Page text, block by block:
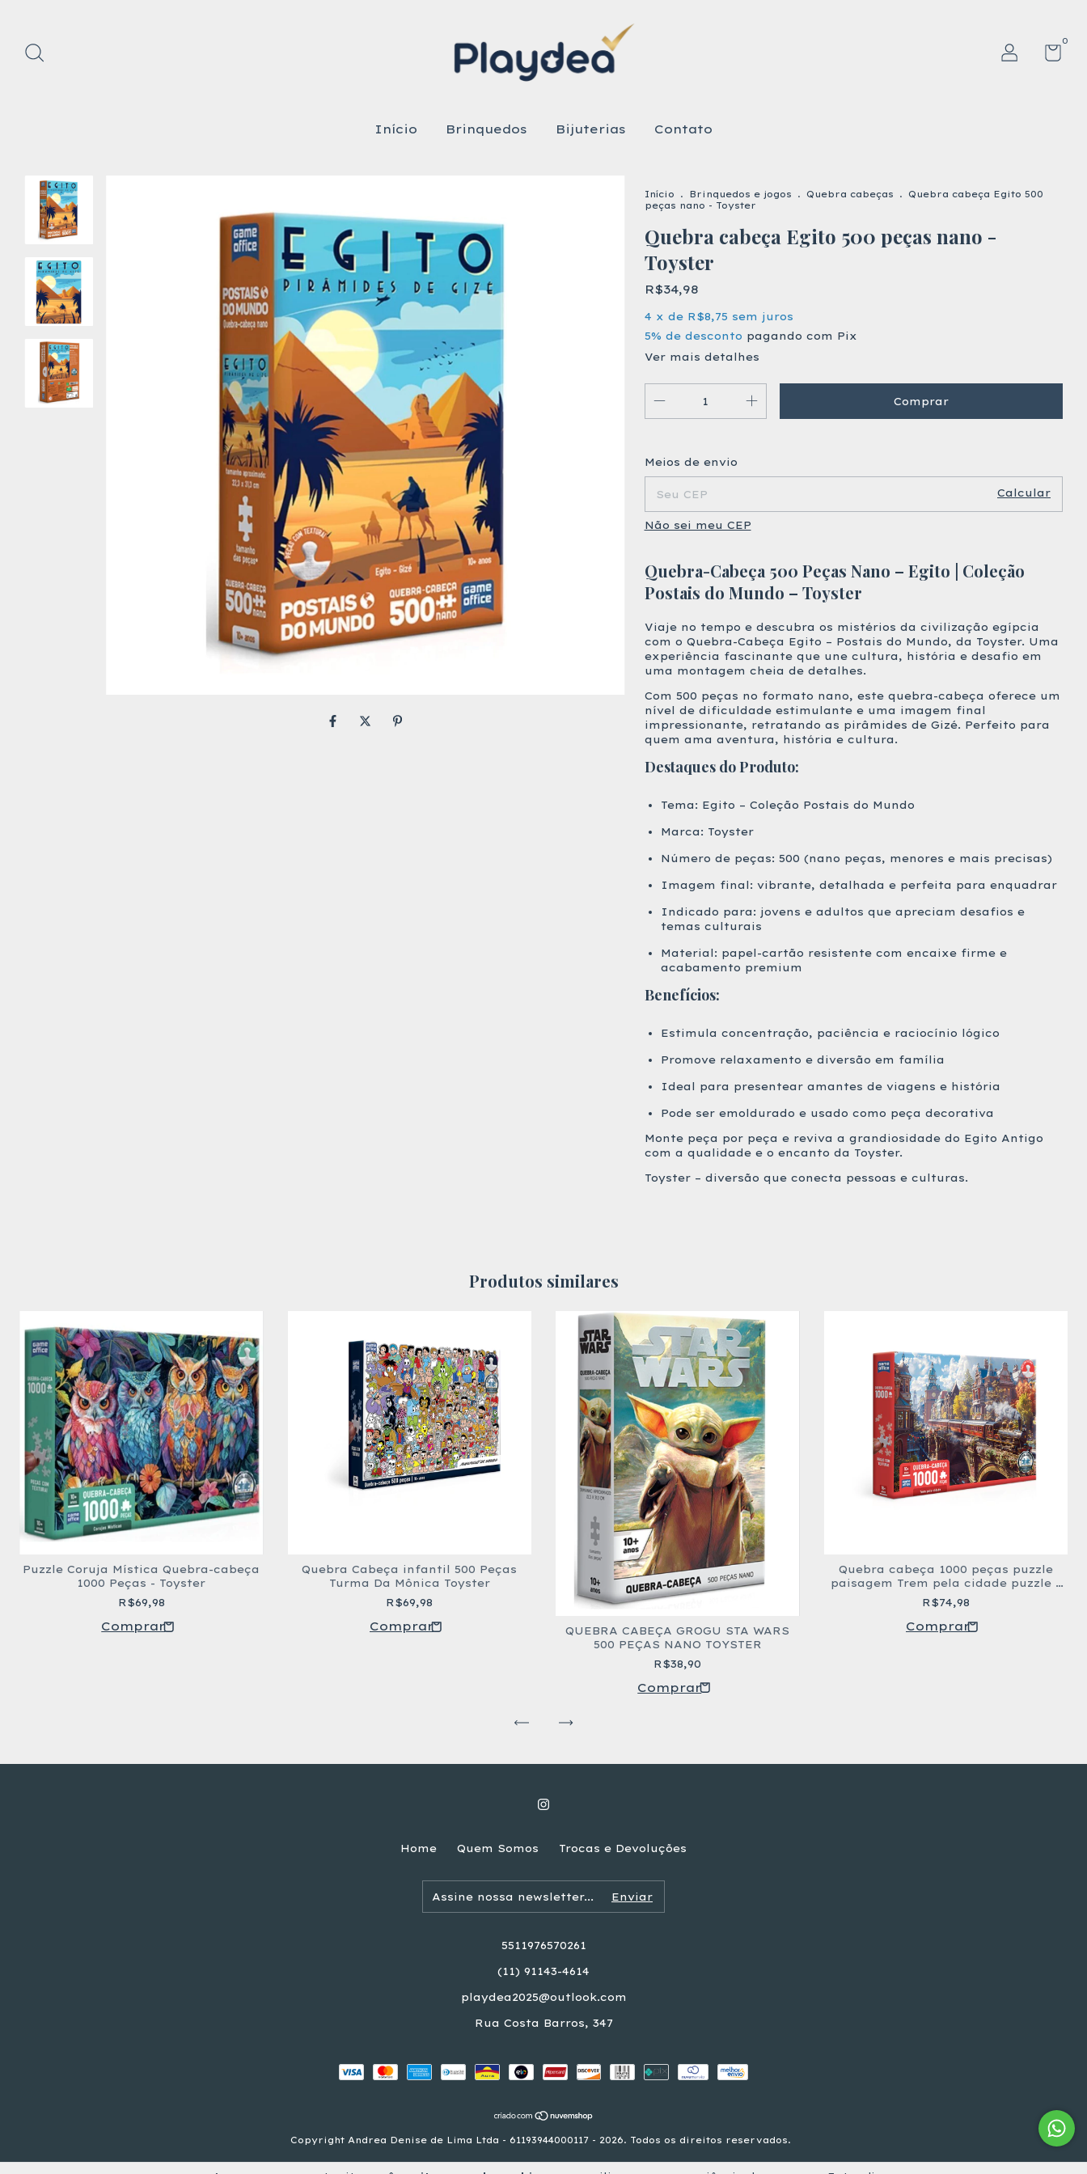
0
Início Brinquedos Bijuterias Contato
Início . Brinquedos e jogos . Quebra cabeças .
Quebra cabeça Egito 500
peças nano - Toyster
Quebra cabeça Egito 500 peças nano -
Toyster
R$34,98
4 x de R$8,75 sem juros
5% de desconto pagando com Pix
Ver mais detalhes
Entregas para o CEP:
Meios de envio
Calcular
Não sei meu CEP
Quebra-Cabeça 500 Peças Nano – Egito | Coleção
Postais do Mundo – Toyster
Viaje no tempo e descubra os mistérios da civilização egípcia
com o Quebra-Cabeça Egito – Postais do Mundo, da Toyster. Uma
experiência fascinante que une cultura, história e desafio em
uma montagem cheia de detalhes.
Com 500 peças no formato nano, este quebra-cabeça oferece um
nível de dificuldade estimulante e uma imagem final
impressionante, retratando as pirâmides de Gizé. Perfeito para
quem ama aventura, história e cultura.
Destaques do Produto:
Tema: Egito – Coleção Postais do Mundo
Marca: Toyster
Número de peças: 500 (nano peças, menores e mais precisas)
Imagem final: vibrante, detalhada e perfeita para enquadrar
Indicado para: jovens e adultos que apreciam desafios e
temas culturais
Material: papel-cartão resistente com encaixe firme e
acabamento premium
Benefícios:
Estimula concentração, paciência e raciocínio lógico
Promove relaxamento e diversão em família
Ideal para presentear amantes de viagens e história
Pode ser emoldurado e usado como peça decorativa
Monte peça por peça e reviva a grandiosidade do Egito Antigo
com a qualidade e o encanto da Toyster.
Toyster – diversão que conecta pessoas e culturas.
Produtos similares
Puzzle Coruja Mística Quebra-cabeça
1000 Peças - Toyster
R$69,98
Quebra Cabeça infantil 500 Peças
Turma Da Mônica Toyster
R$69,98
QUEBRA CABEÇA GROGU STA WARS
500 PEÇAS NANO TOYSTER
R$38,90
Quebra cabeça 1000 peças puzzle
paisagem Trem pela cidade puzzle -
Toyster
R$74,98
Home Quem Somos Trocas e Devoluções
5511976570261
(11) 91143-4614
playdea2025@outlook.com
Rua Costa Barros, 347
Copyright Andrea Denise de Lima Ltda - 61193944000117 - 2026. Todos os direitos reservados.